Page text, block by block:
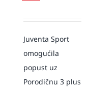
Juventa Sport
omogućila
popust uz
Porodičnu 3 plus